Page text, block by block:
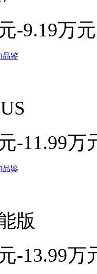
-9.19万元
品鉴
-11.99万
品鉴
版
-13.99万